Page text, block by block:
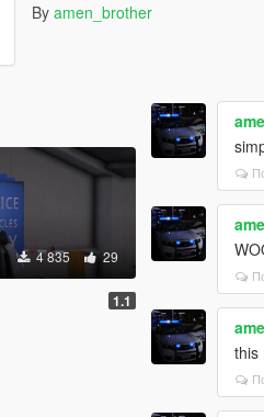
By amen_brother
4 835 29
1.1
this